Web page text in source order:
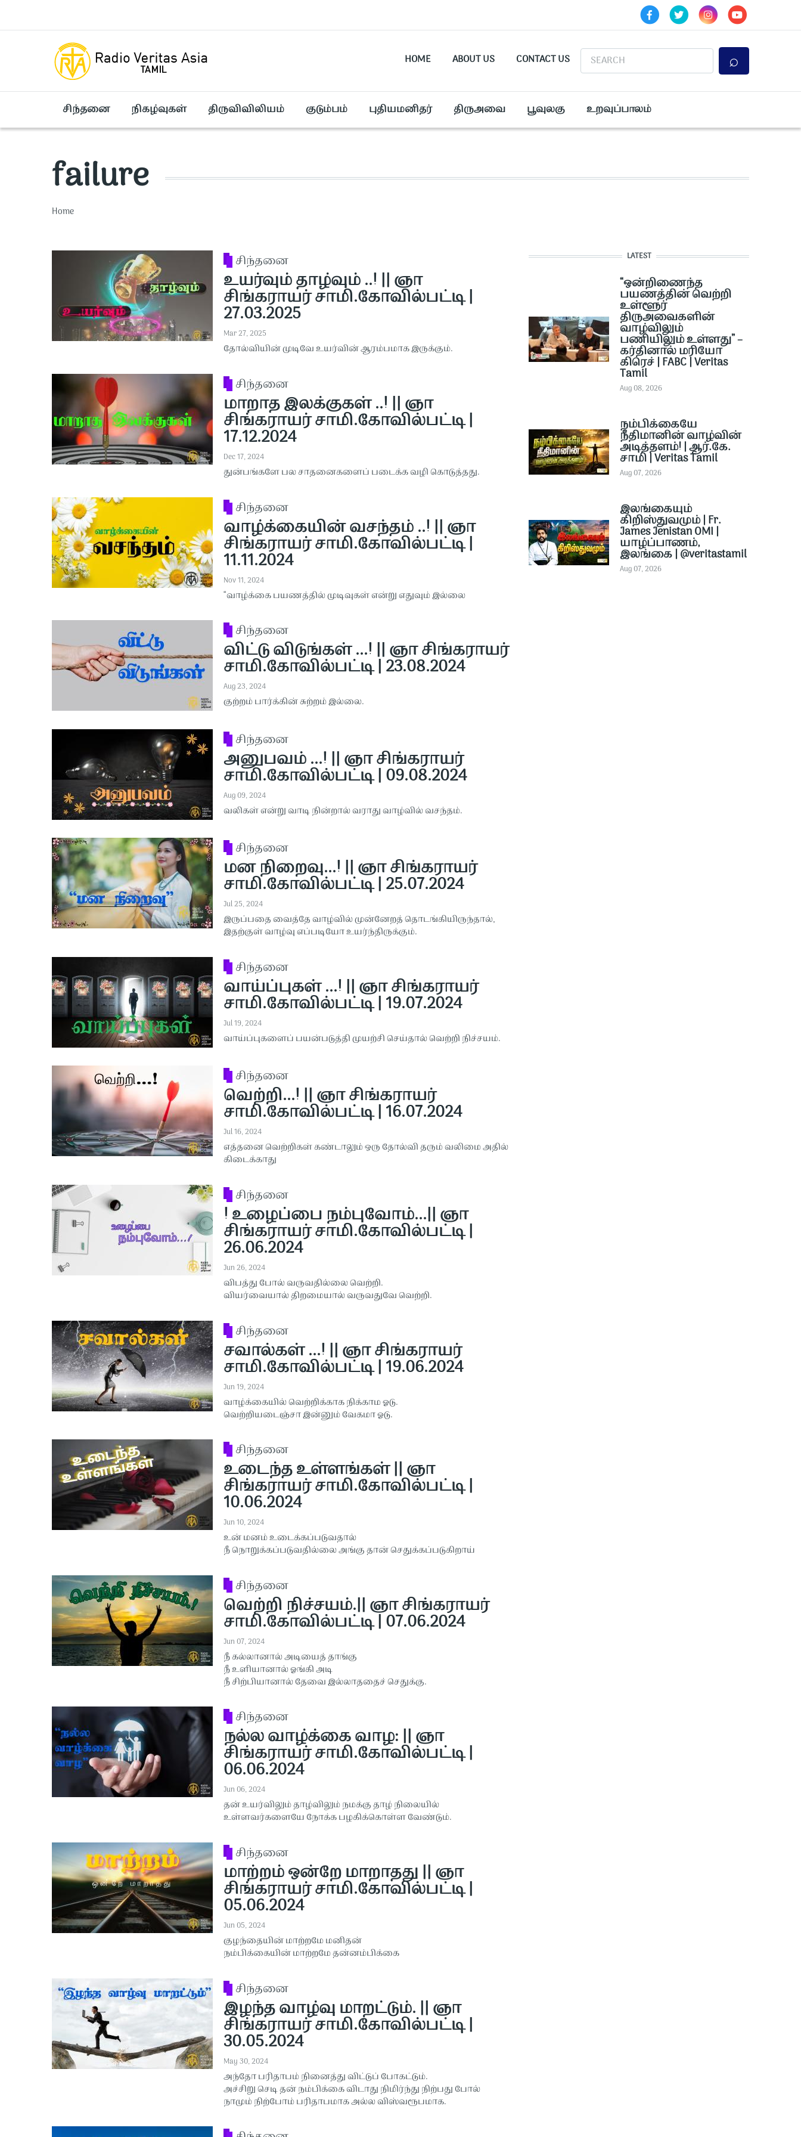
HOME ABOUT US CONTACT US Search
சிந்தனை நிகழ்வுகள் திருவிவிலியம் குடும்பம் புதியமனிதர் திருஅவை பூவுலகு உறவுப்பாலம்
failure
Breadcrumb
Home
சிந்தனை
உயர்வும் தாழ்வும் ..! || ஞா
சிங்கராயர் சாமி.கோவில்பட்டி |
27.03.2025
Mar 27, 2025
தோல்வியின் முடிவே உயர்வின் ஆரம்பமாக இருக்கும்.
சிந்தனை
மாறாத இலக்குகள் ..! || ஞா
சிங்கராயர் சாமி.கோவில்பட்டி |
17.12.2024
Dec 17, 2024
துன்பங்களே பல சாதனைகளைப் படைக்க வழி கொடுத்தது.
சிந்தனை
வாழ்க்கையின் வசந்தம் ..! || ஞா
சிங்கராயர் சாமி.கோவில்பட்டி |
11.11.2024
Nov 11, 2024
“வாழ்க்கை பயணத்தில் முடிவுகள் என்று எதுவும் இல்லை
சிந்தனை
விட்டு விடுங்கள் ...! || ஞா சிங்கராயர்
சாமி.கோவில்பட்டி | 23.08.2024
Aug 23, 2024
குற்ற‌ம் பா‌ர்‌க்‌கி‌ன் சு‌ற்ற‌ம் இல்லை.
சிந்தனை
அனுபவம் ...! || ஞா சிங்கராயர்
சாமி.கோவில்பட்டி | 09.08.2024
Aug 09, 2024
வலிகள் என்று வாடி நின்றால் வராது வாழ்வில் வசந்தம்.
சிந்தனை
மன நிறைவு...! || ஞா சிங்கராயர்
சாமி.கோவில்பட்டி | 25.07.2024
Jul 25, 2024
இருப்பதை வைத்தே வாழ்வில் முன்னேறத் தொடங்கியிருந்தால்,
இதற்குள் வாழ்வு எப்படியோ உயர்ந்திருக்கும்.
சிந்தனை
வாய்ப்புகள் ...! || ஞா சிங்கராயர்
சாமி.கோவில்பட்டி | 19.07.2024
Jul 19, 2024
வாய்ப்புகளைப் பயன்படுத்தி முயற்சி செய்தால் வெற்றி நிச்சயம்.
சிந்தனை
வெற்றி...! || ஞா சிங்கராயர்
சாமி.கோவில்பட்டி | 16.07.2024
Jul 16, 2024
எத்தனை வெற்றிகள் கண்டாலும் ஒரு தோல்வி தரும் வலிமை அதில்
கிடைக்காது
சிந்தனை
! உழைப்பை நம்புவோம்...|| ஞா
சிங்கராயர் சாமி.கோவில்பட்டி |
26.06.2024
Jun 26, 2024
விபத்து போல் வருவதில்லை வெற்றி.
வியர்வையால் திறமையால் வருவதுவே வெற்றி.
சிந்தனை
சவால்கள் ...! || ஞா சிங்கராயர்
சாமி.கோவில்பட்டி | 19.06.2024
Jun 19, 2024
வாழ்க்கையில் வெற்றிக்காக நிக்காம ஓடு.
வெற்றியடைஞ்சா இன்னும் வேகமா ஓடு.
சிந்தனை
உடைந்த உள்ளங்கள் || ஞா
சிங்கராயர் சாமி.கோவில்பட்டி |
10.06.2024
Jun 10, 2024
உன் மனம் உடைக்கப்படுவதால்
நீ நொறுக்கப்படுவதில்லை அங்கு தான் செதுக்கப்படுகிறாய்
சிந்தனை
வெற்றி நிச்சயம்.|| ஞா சிங்கராயர்
சாமி.கோவில்பட்டி | 07.06.2024
Jun 07, 2024
நீ கல்லானால் அடியைத் தாங்கு
நீ உளியானால் ஓங்கி அடி
நீ சிற்பியானால் தேவை இல்லாததைச் செதுக்கு.
சிந்தனை
நல்ல வாழ்க்கை வாழ: || ஞா
சிங்கராயர் சாமி.கோவில்பட்டி |
06.06.2024
Jun 06, 2024
தன் உயர்விலும் தாழ்விலும் நமக்கு தாழ் நிலையில்
உள்ளவர்களையே நோக்க பழகிக்கொள்ள வேண்டும்.
சிந்தனை
மாற்றம் ஒன்றே மாறாதது || ஞா
சிங்கராயர் சாமி.கோவில்பட்டி |
05.06.2024
Jun 05, 2024
குழந்தையின் மாற்றமே மனிதன்
நம்பிக்கையின் மாற்றமே தன்னம்பிக்கை
சிந்தனை
இழந்த வாழ்வு மாறட்டும். || ஞா
சிங்கராயர் சாமி.கோவில்பட்டி |
30.05.2024
May 30, 2024
அந்தோ பரிதாபம் நினைத்து விட்டுப் போகட்டும்.
அச்சிறு செடி தன் நம்பிக்கை விடாது நிமிர்ந்து நிற்பது போல்
நாமும் நிற்போம் பரிதாபமாக அல்ல விஸ்வரூபமாக.
LATEST
“ஒன்றிணைந்த
பயணத்தின் வெற்றி
உள்ளூர்
திருஅவைகளின்
வாழ்விலும்
பணியிலும் உள்ளது” –
கர்தினால் மரியோ
கிரெச் | FABC | Veritas
Tamil
Aug 08, 2026
நம்பிக்கையே
நீதிமானின் வாழ்வின்
அடித்தளம்! | ஆர்.கே.
சாமி | Veritas Tamil
Aug 07, 2026
இலங்கையும்
கிறிஸ்துவமும் | Fr.
James Jenistan OMI |
யாழ்ப்பாணம்,
இலங்கை | @veritastamil ​
Aug 07, 2026